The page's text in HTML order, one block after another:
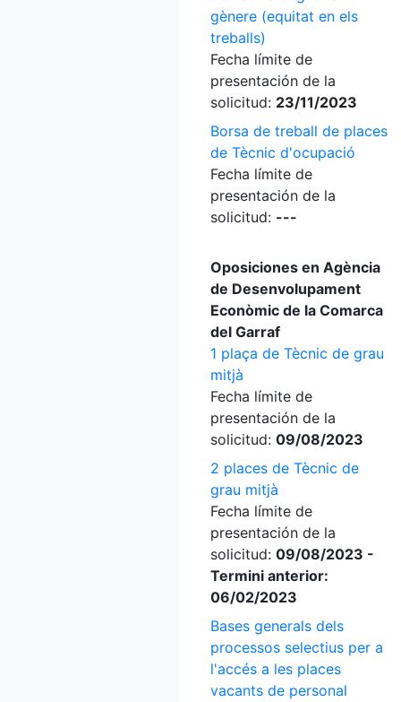
gènere (equitat en els
treballs)
Fecha límite de
presentación de la
solicitud: 23/11/2023
Borsa de treball de places
de Tècnic d'ocupació
Fecha límite de
presentación de la
solicitud: ---
Oposiciones en Agència
de Desenvolupament
Econòmic de la Comarca
del Garraf
1 plaça de Tècnic de grau
mitjà
Fecha límite de
presentación de la
solicitud: 09/08/2023
2 places de Tècnic de
grau mitjà
Fecha límite de
presentación de la
solicitud: 09/08/2023 -
Termini anterior:
06/02/2023
Bases generals dels
processos selectius per a
l'accés a les places
vacants de personal